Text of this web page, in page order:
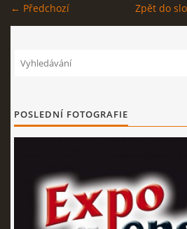
← Předchozí Zpět do
POSLEDNÍ FOTOGRAFIE